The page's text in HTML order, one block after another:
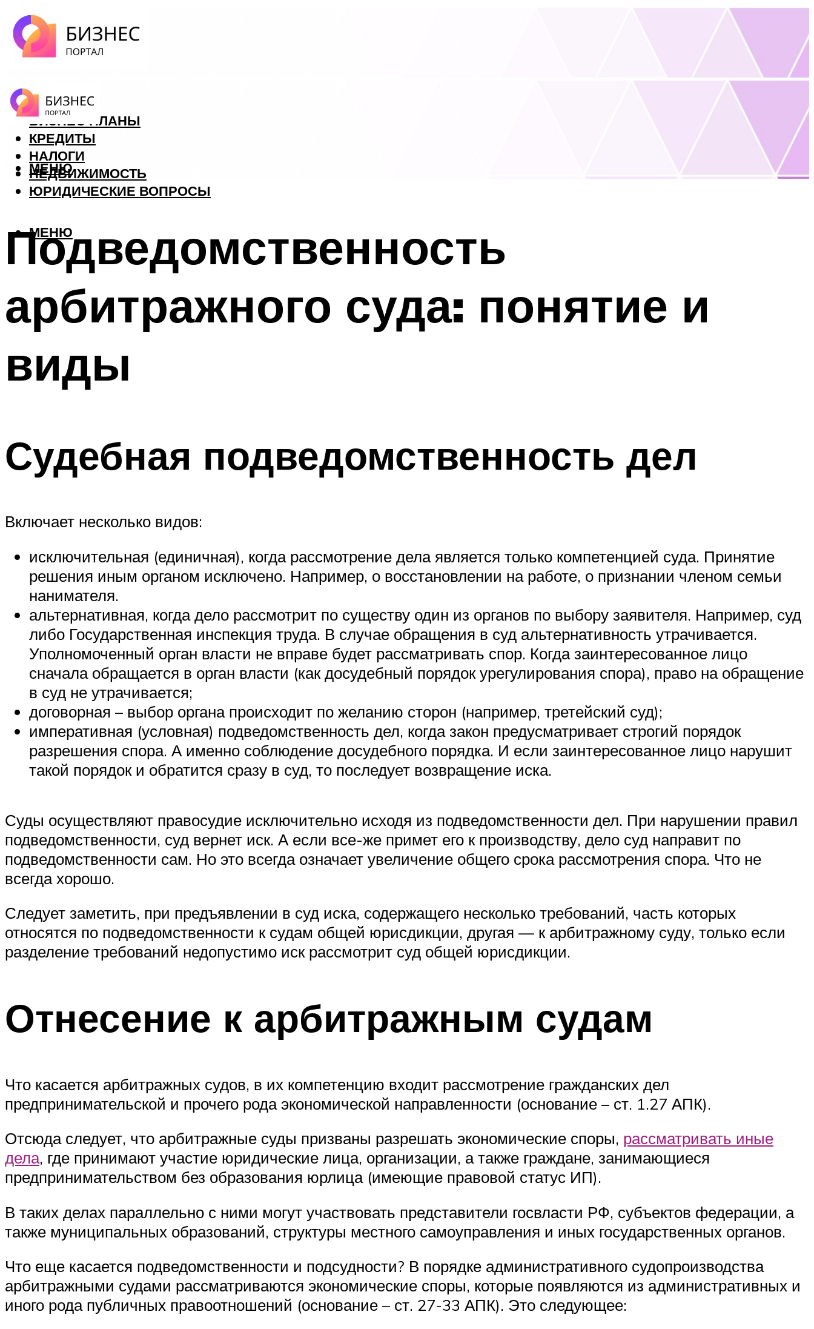
ФОРЕКС
БИЗНЕС ПЛАНЫ
КРЕДИТЫ
НАЛОГИ
НЕДВИЖИМОСТЬ
ЮРИДИЧЕСКИЕ ВОПРОСЫ
МЕНЮ
МЕНЮ
Подведомственность
арбитражного суда: понятие и
виды
Судебная подведомственность дел
Включает несколько видов:
исключительная (единичная), когда рассмотрение дела является только компетенцией суда. Принятие
решения иным органом исключено. Например, о восстановлении на работе, о признании членом семьи
нанимателя.
альтернативная, когда дело рассмотрит по существу один из органов по выбору заявителя. Например, суд
либо Государственная инспекция труда. В случае обращения в суд альтернативность утрачивается.
Уполномоченный орган власти не вправе будет рассматривать спор. Когда заинтересованное лицо
сначала обращается в орган власти (как досудебный порядок урегулирования спора), право на обращение
в суд не утрачивается;
договорная – выбор органа происходит по желанию сторон (например, третейский суд);
императивная (условная) подведомственность дел, когда закон предусматривает строгий порядок
разрешения спора. А именно соблюдение досудебного порядка. И если заинтересованное лицо нарушит
такой порядок и обратится сразу в суд, то последует возвращение иска.
Суды осуществляют правосудие исключительно исходя из подведомственности дел. При нарушении правил
подведомственности, суд вернет иск. А если все-же примет его к производству, дело суд направит по
подведомственности сам. Но это всегда означает увеличение общего срока рассмотрения спора. Что не
всегда хорошо.
Следует заметить, при предъявлении в суд иска, содержащего несколько требований, часть которых
относятся по подведомственности к судам общей юрисдикции, другая — к арбитражному суду, только если
разделение требований недопустимо иск рассмотрит суд общей юрисдикции.
Отнесение к арбитражным судам
Что касается арбитражных судов, в их компетенцию входит рассмотрение гражданских дел
предпринимательской и прочего рода экономической направленности (основание – ст. 1.27 АПК).
Отсюда следует, что арбитражные суды призваны разрешать экономические споры, рассматривать иные
дела, где принимают участие юридические лица, организации, а также граждане, занимающиеся
предпринимательством без образования юрлица (имеющие правовой статус ИП).
В таких делах параллельно с ними могут участвовать представители госвласти РФ, субъектов федерации, а
также муниципальных образований, структуры местного самоуправления и иных государственных органов.
Что еще касается подведомственности и подсудности? В порядке административного судопроизводства
арбитражными судами рассматриваются экономические споры, которые появляются из административных и
иного рода публичных правоотношений (основание – ст. 27-33 АПК). Это следующее: